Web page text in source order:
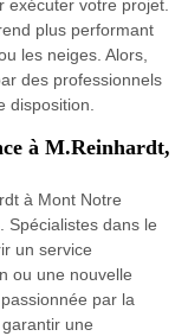
exécuter votre projet.
plus performant
les neiges. Alors,
des professionnels
disposition.
à M.Reinhardt,
à Mont Notre
Spécialistes dans le
un service
ou une nouvelle
par la
une